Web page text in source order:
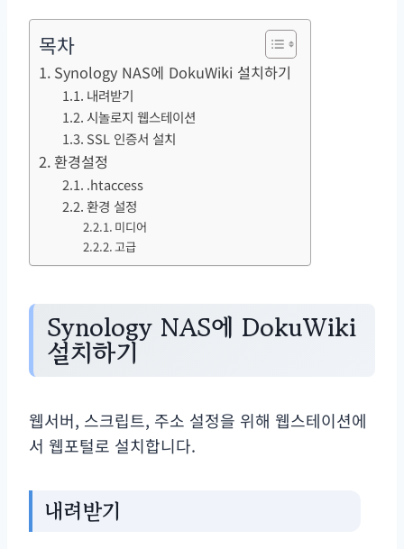
목차
Synology NAS에 DokuWiki 설치하기
내려받기
시놀로지 웹스테이션
SSL 인증서 설치
환경설정
.htaccess
환경 설정
미디어
고급
Synology NAS에 DokuWiki
설치하기
웹서버, 스크립트, 주소 설정을 위해 웹스테이션에
서 웹포털로 설치합니다.
내려받기